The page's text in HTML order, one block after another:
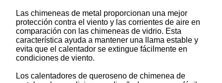
Las chimeneas de metal proporcionan una mejor
protección contra el viento y las corrientes de aire en
comparación con las chimeneas de vidrio. Esta
característica ayuda a mantener una llama estable y
evita que el calentador se extingue fácilmente en
condiciones de viento.
Los calentadores de queroseno de chimenea de